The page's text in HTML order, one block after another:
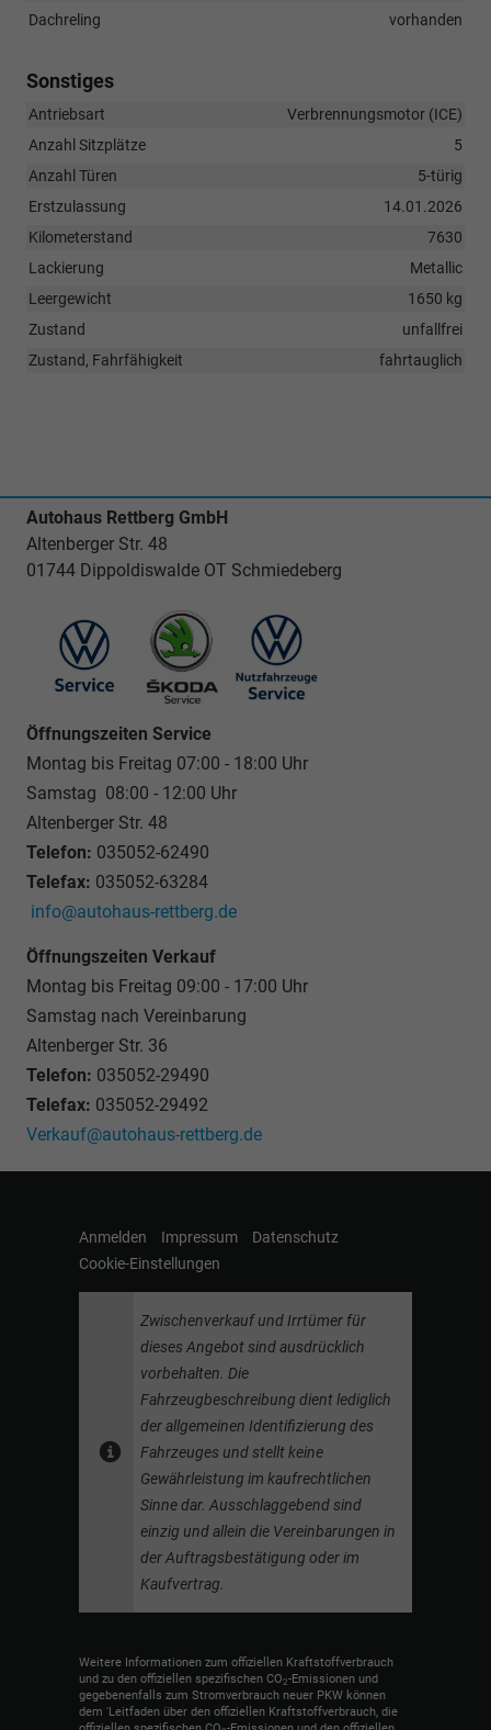
Dachreling
vorhanden
Sonstiges
Antriebsart
Verbrennungsmotor (ICE)
Anzahl Sitzplätze
5
Anzahl Türen
5-türig
Erstzulassung
14.01.2026
Kilometerstand
7630
Lackierung
Metallic
Leergewicht
1650 kg
Zustand
unfallfrei
Zustand, Fahrfähigkeit
fahrtauglich
Autohaus Rettberg GmbH
Altenberger Str. 48
01744 Dippoldiswalde OT Schmiedeberg
Öffnungszeiten Service
Montag bis Freitag 07:00 - 18:00 Uhr
Samstag 08:00 - 12:00 Uhr
Altenberger Str. 48
Telefon: 035052-62490
Telefax: 035052-63284
info@autohaus-rettberg.de
Öffnungszeiten Verkauf
Montag bis Freitag 09:00 - 17:00 Uhr
Samstag nach Vereinbarung
Altenberger Str. 36
Telefon: 035052-29490
Telefax: 035052-29492
Verkauf@autohaus-rettberg.de
Anmelden Impressum
Datenschutz
Cookie-Einstellungen
Zwischenverkauf und Irrtümer für
dieses Angebot sind ausdrücklich
vorbehalten. Die
Fahrzeugbeschreibung dient lediglich
der allgemeinen Identifizierung des
Fahrzeuges und stellt keine
Gewährleistung im kaufrechtlichen
Sinne dar. Ausschlaggebend sind
einzig und allein die Vereinbarungen in
der Auftragsbestätigung oder im
Kaufvertrag.
Weitere Informationen zum offiziellen Kraftstoffverbrauch
und zu den offiziellen spezifischen CO2-Emissionen und
gegebenenfalls zum Stromverbrauch neuer PKW können
dem 'Leitfaden über den offiziellen Kraftstoffverbrauch, die